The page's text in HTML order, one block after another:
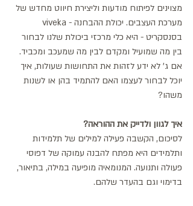
מצוינים לפיתוח מודעות וליצירת חיווט מחדש של
בסנסקריט - היא כלי מרכזי ביכולת שלנו לבחור
בין מה שמועיל ומקדם לבין מה שמעכב ומכביד.
אם ג' לא ידע לזהות את התחושות שעולות, איך
יוכל לבחור לעצמו האם להתמיד בהן או לשנות
משהו?
איך לגוון ולדייק את ההוראה?
לסיכום, הקשבה פעילה למילים של תלמידות
ותלמידים היא מפתח להבנה עמוקה של דפוסי
פעולה ותנועה. המנומאיה מופיעה במילה, בתיאור,
בדימוי וגם בהעדר שלהם.